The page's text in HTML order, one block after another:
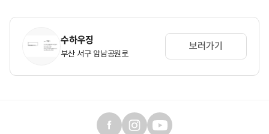
수하우징
부산 서구 암남공원로
보러가기